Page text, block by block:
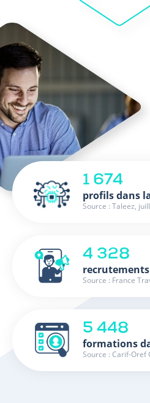
1 674
profils dans
Source : Taleez,
4 328
Source : France
5 448
formations
Source : Carif-Oref